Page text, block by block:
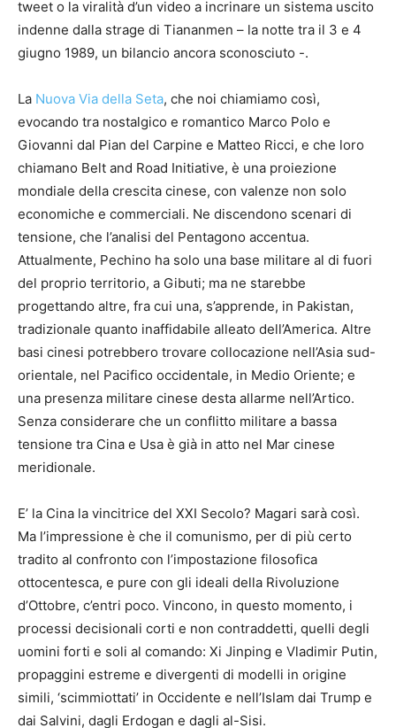
tweet o la viralità d’un video a incrinare un sistema uscito
indenne dalla strage di Tiananmen – la notte tra il 3 e 4
giugno 1989, un bilancio ancora sconosciuto -.
La Nuova Via della Seta, che noi chiamiamo così,
evocando tra nostalgico e romantico Marco Polo e
Giovanni dal Pian del Carpine e Matteo Ricci, e che loro
chiamano Belt and Road Initiative, è una proiezione
mondiale della crescita cinese, con valenze non solo
economiche e commerciali. Ne discendono scenari di
tensione, che l’analisi del Pentagono accentua.
Attualmente, Pechino ha solo una base militare al di fuori
del proprio territorio, a Gibuti; ma ne starebbe
progettando altre, fra cui una, s’apprende, in Pakistan,
tradizionale quanto inaffidabile alleato dell’America. Altre
basi cinesi potrebbero trovare collocazione nell’Asia sud-
orientale, nel Pacifico occidentale, in Medio Oriente; e
una presenza militare cinese desta allarme nell’Artico.
Senza considerare che un conflitto militare a bassa
tensione tra Cina e Usa è già in atto nel Mar cinese
meridionale.
E’ la Cina la vincitrice del XXI Secolo? Magari sarà così.
Ma l’impressione è che il comunismo, per di più certo
tradito al confronto con l’impostazione filosofica
ottocentesca, e pure con gli ideali della Rivoluzione
d’Ottobre, c’entri poco. Vincono, in questo momento, i
processi decisionali corti e non contraddetti, quelli degli
uomini forti e soli al comando: Xi Jinping e Vladimir Putin,
propaggini estreme e divergenti di modelli in origine
simili, ‘scimmiottati’ in Occidente e nell’Islam dai Trump e
dai Salvini, dagli Erdogan e dagli al-Sisi.